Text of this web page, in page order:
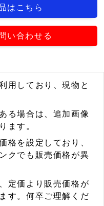
はこちら
い合わせる
用しており、現物と
る場合は、追加画像
ます。
格を設定しており、
クでも販売価格が異
定価より販売価格が
す。何卒ご理解くだ